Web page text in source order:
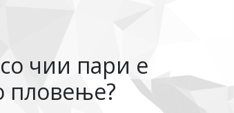
чии пари е
пловење?